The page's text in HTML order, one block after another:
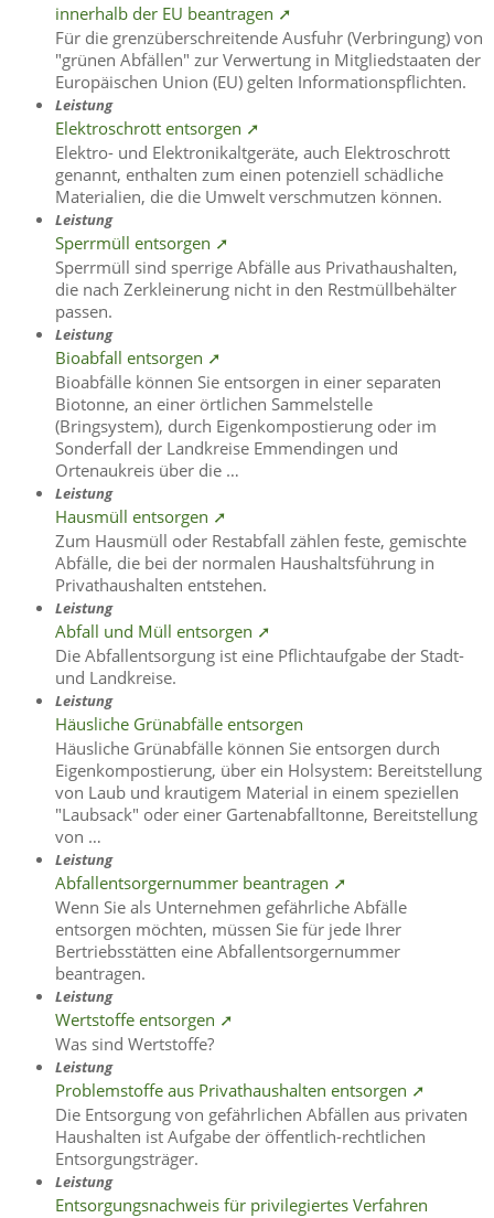
innerhalb der EU beantragen ➚
Für die grenzüberschreitende Ausfuhr (Verbringung) von
"grünen Abfällen" zur Verwertung in Mitgliedstaaten der
Europäischen Union (EU) gelten Informationspflichten.
Leistung
Elektroschrott entsorgen ➚
Elektro- und Elektronikaltgeräte, auch Elektroschrott
genannt, enthalten zum einen potenziell schädliche
Materialien, die die Umwelt verschmutzen können.
Leistung
Sperrmüll entsorgen ➚
Sperrmüll sind sperrige Abfälle aus Privathaushalten,
die nach Zerkleinerung nicht in den Restmüllbehälter
passen.
Leistung
Bioabfall entsorgen ➚
Bioabfälle können Sie entsorgen in einer separaten
Biotonne, an einer örtlichen Sammelstelle
(Bringsystem), durch Eigenkompostierung oder im
Sonderfall der Landkreise Emmendingen und
Ortenaukreis über die …
Leistung
Hausmüll entsorgen ➚
Zum Hausmüll oder Restabfall zählen feste, gemischte
Abfälle, die bei der normalen Haushaltsführung in
Privathaushalten entstehen.
Leistung
Abfall und Müll entsorgen ➚
Die Abfallentsorgung ist eine Pflichtaufgabe der Stadt-
und Landkreise.
Leistung
Häusliche Grünabfälle entsorgen
Häusliche Grünabfälle können Sie entsorgen durch
Eigenkompostierung, über ein Holsystem: Bereitstellung
von Laub und krautigem Material in einem speziellen
"Laubsack" oder einer Gartenabfalltonne, Bereitstellung
von …
Leistung
Abfallentsorgernummer beantragen ➚
Wenn Sie als Unternehmen gefährliche Abfälle
entsorgen möchten, müssen Sie für jede Ihrer
Bertriebsstätten eine Abfallentsorgernummer
beantragen.
Leistung
Wertstoffe entsorgen ➚
Was sind Wertstoffe?
Leistung
Problemstoffe aus Privathaushalten entsorgen ➚
Die Entsorgung von gefährlichen Abfällen aus privaten
Haushalten ist Aufgabe der öffentlich-rechtlichen
Entsorgungsträger.
Leistung
Entsorgungsnachweis für privilegiertes Verfahren